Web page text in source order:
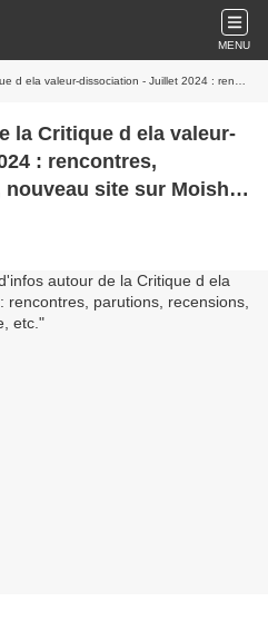
MENU
2024 : rencontres, parutions, recensions, nouveau site sur Moishe Postone, etc.
la Critique d ela valeur-
: rencontres,
site sur Moishe